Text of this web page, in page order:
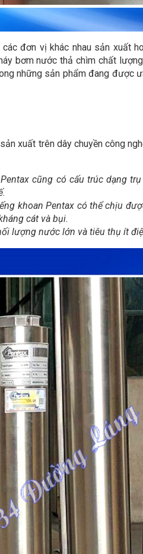
đơn vị khác nhau sản xuất
bơm nước thả chìm chất
những sản phẩm đang được
xuất trên dây chuyền công
cũng có cấu trúc dạng
khoan Pentax có thể chịu
cát và bụi.
lượng nước lớn và tiêu thụ ít